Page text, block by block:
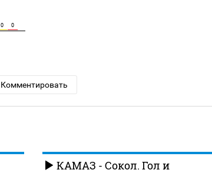
0 0
Комментировать
КАМАЗ - Сокол. Гол и